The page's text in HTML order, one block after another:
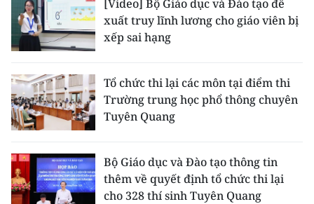
[Video] Bộ Giáo dục và Đào tạo đề
xuất truy lĩnh lương cho giáo viên bị
xếp sai hạng
Tổ chức thi lại các môn tại điểm thi
Trường trung học phổ thông chuyên
Tuyên Quang
Bộ Giáo dục và Đào tạo thông tin
thêm về quyết định tổ chức thi lại
cho 328 thí sinh Tuyên Quang